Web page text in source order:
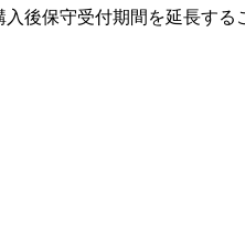
後保守受付期間を延長する